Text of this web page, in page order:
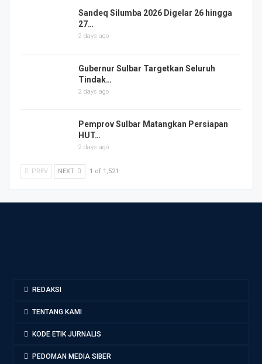
Sandeq Silumba 2026 Digelar 26 hingga
27…
2 days ago
Gubernur Sulbar Targetkan Seluruh
Tindak…
2 days ago
Pemprov Sulbar Matangkan Persiapan
HUT…
2 days ago
PREV NEXT 1 of 1,521
REDAKSI
TENTANG KAMI
KODE ETIK JURNALIS
PEDOMAN MEDIA SIBER